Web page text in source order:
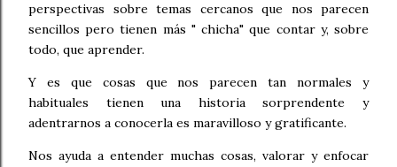
perspectivas sobre temas cercanos que nos parecen
sencillos pero tienen más " chicha" que contar y, sobre
todo, que aprender.
Y es que cosas que nos parecen tan normales y
habituales tienen una historia sorprendente y
adentrarnos a conocerla es maravilloso y gratificante.
Nos ayuda a entender muchas cosas, valorar y enfocar